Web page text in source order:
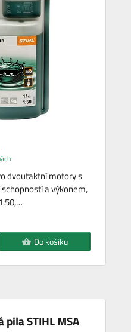
dvoutaktní motory s
a výkonem,
Do košíku
STIHL MSA